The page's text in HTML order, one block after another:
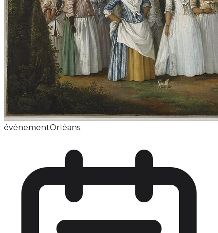
événementOrléans